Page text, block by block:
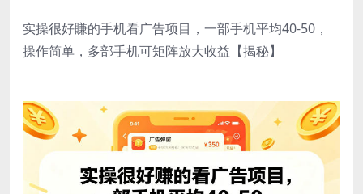
实操很好賺的手机看广告项目，一部手机平均40-50，
操作简单，多部手机可矩阵放大收益【揭秘】